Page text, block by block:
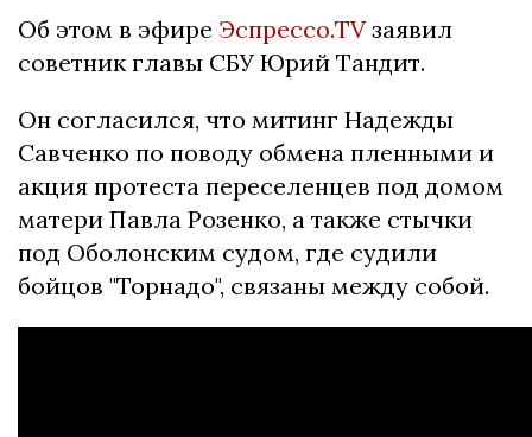
Об этом в эфире Эспрессо.TVзаявил
советник главы СБУ Юрий Тандит.
Он согласился, что митинг Надежды
Савченко по поводу обмена пленными и
акция протеста переселенцев под домом
матери Павла Розенко, а также стычки
под Оболонским судом, где судили
бойцов "Торнадо", связаны между собой.